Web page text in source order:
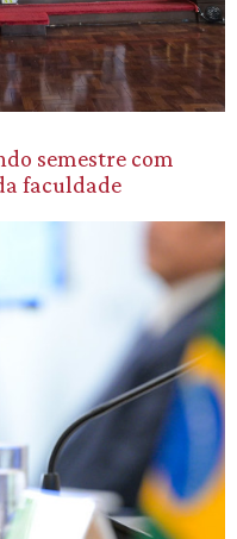
semestre com
faculdade